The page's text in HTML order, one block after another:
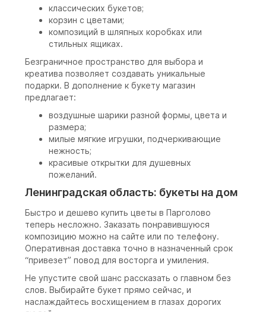
классических букетов;
корзин с цветами;
композиций в шляпных коробках или
стильных ящиках.
Безграничное пространство для выбора и
креатива позволяет создавать уникальные
подарки. В дополнение к букету магазин
предлагает:
воздушные шарики разной формы, цвета и
размера;
милые мягкие игрушки, подчеркивающие
нежность;
красивые открытки для душевных
пожеланий.
Ленинградская область: букеты на дом
Быстро и дешево купить цветы в Парголово
теперь несложно. Заказать понравившуюся
композицию можно на сайте или по телефону.
Оперативная доставка точно в назначенный срок
“привезет” повод для восторга и умиления.
Не упустите свой шанс рассказать о главном без
слов. Выбирайте букет прямо сейчас, и
наслаждайтесь восхищением в глазах дорогих